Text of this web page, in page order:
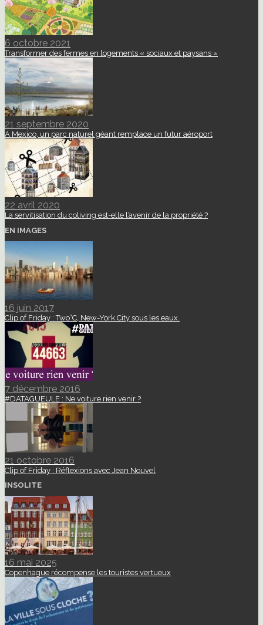
6 octobre 2021
Transformer des fermes en logements « sociaux et paysans »
21 septembre 2020
A Mexico, un parc naturel géant remplace un futur aéroport
22 avril 2020
La servitisation du coliving est-elle l’avenir de la propriété ?
EN IMAGES
16 juin 2017
Clip of Friday : Two°C, New-York City sous les eaux.
7 décembre 2016
#DATAGUEULE : Ne voiture rien venir ?
21 octobre 2016
Clip of Friday : Réflexions avec Jean Nouvel
INSOLITE
16 mai 2025
Copenhague récompense les touristes vertueux